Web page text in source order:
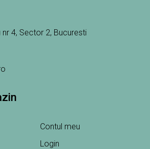
nr 4, Sector 2, Bucuresti
Contul meu
Login